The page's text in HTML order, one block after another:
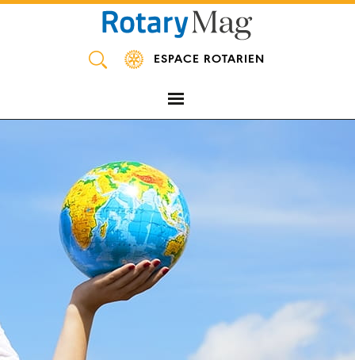
ESPACE ROTARIEN
Panneau de gestion des cookies